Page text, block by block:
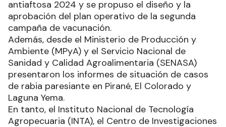
antiaftosa 2024 y se propuso el diseño y la
aprobación del plan operativo de la segunda
campaña de vacunación.
Además, desde el Ministerio de Producción y
Ambiente (MPyA) y el Servicio Nacional de
Sanidad y Calidad Agroalimentaria (SENASA)
presentaron los informes de situación de casos
de rabia paresiante en Pirané, El Colorado y
Laguna Yema.
En tanto, el Instituto Nacional de Tecnología
Agropecuaria (INTA), el Centro de Investigaciones